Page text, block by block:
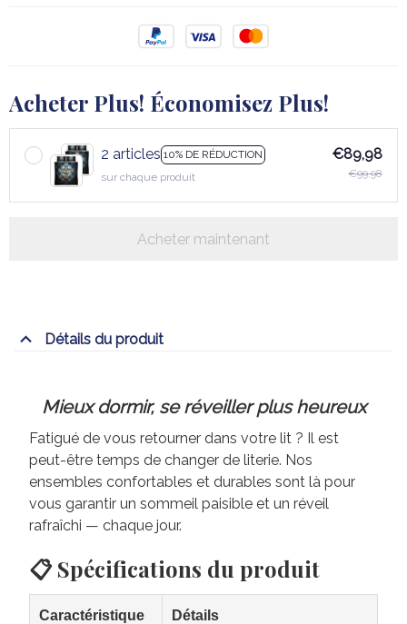
Acheter Plus! Économisez Plus!
2 articles 10% DE RÉDUCTION
sur chaque produit
€89,98
€99,98
Acheter maintenant
Détails du produit
Mieux dormir, se réveiller plus heureux
Fatigué de vous retourner dans votre lit ? Il est
peut-être temps de changer de literie. Nos
ensembles confortables et durables sont là pour
vous garantir un sommeil paisible et un réveil
rafraîchi — chaque jour.
📋 Spécifications du produit
Caractéristique Détails